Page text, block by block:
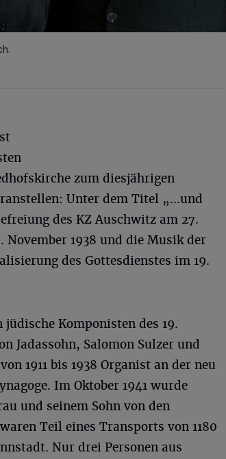
zum diesjährigen
Unter dem Titel „…und
des KZ Auschwitz am 27.
November 1938 und die Musik der
des Gottesdienstes im 19.
Komponisten des 19.
Jadassohn, Salomon Sulzer und
1911 bis 1938 Organist an der neu
Im Oktober 1941 wurde
und seinem Sohn von den
Teil eines Transports von 1180
Nur drei Personen aus